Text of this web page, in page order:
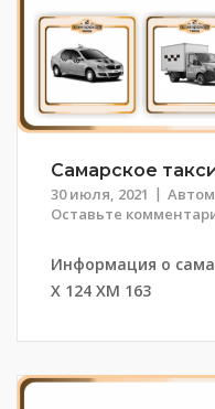
Самарское
30 июля, 2021
Оставьте
Информация о
Х 124 ХМ 163